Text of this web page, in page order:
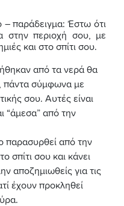
παράδειγμα: Έστω ότι
στην περιοχή σου, με
και στο σπίτι σου.
από τα νερά θα
πάντα σύμφωνα με
σου. Αυτές είναι
“άμεσα” από την
παρασυρθεί από την
σπίτι σου και κάνει
αποζημιωθείς για τις
έχουν προκληθεί